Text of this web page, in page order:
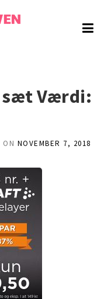
sæt Værdi:
ON NOVEMBER 7, 2018